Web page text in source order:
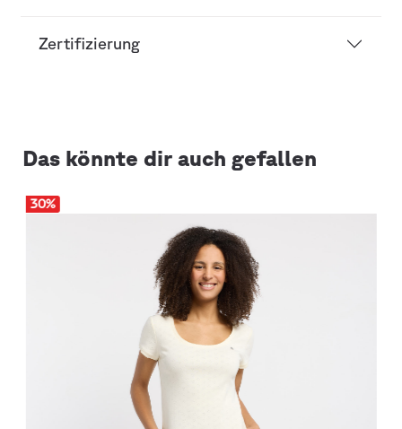
Zertifizierung
Das könnte dir auch gefallen
30%